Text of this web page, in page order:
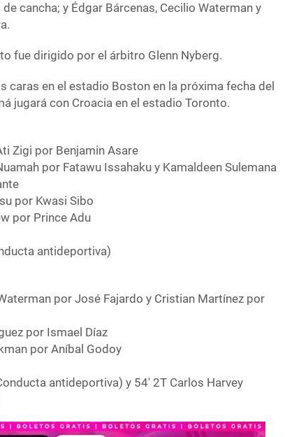
cancha; y Édgar Bárcenas, Cecilio Waterman y
fue dirigido por el árbitro Glenn Nyberg.
caras en el estadio Boston en la próxima fecha del
jugará con Croacia en el estadio Toronto.
Zigi por Benjamin Asare
por Fatawu Issahaku y Kamaldeen Sulemana
por Kwasi Sibo
por Prince Adu
antideportiva)
por José Fajardo y Cristian Martínez por
por Ismael Díaz
por Aníbal Godoy
antideportiva) y 54′ 2T Carlos Harvey